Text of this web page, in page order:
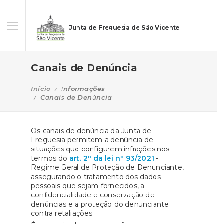
Junta de Freguesia de São Vicente
Canais de Denúncia
Início
Informações
Canais de Denúncia
Os canais de denúncia da Junta de
Freguesia permitem a denúncia de
situações que configurem infrações nos
termos do art. 2º da lei nº 93/2021 -
Regime Geral de Proteção de Denunciante,
assegurando o tratamento dos dados
pessoais que sejam fornecidos, a
confidencialidade e conservação de
denúncias e a proteção do denunciante
contra retaliações.